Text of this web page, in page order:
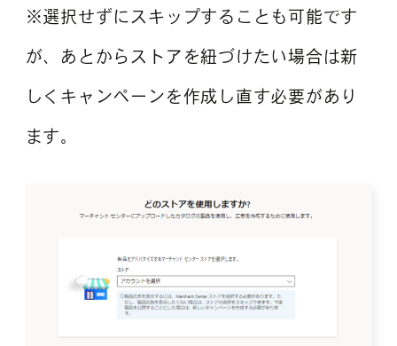
※選択せずにスキップすることも可能です
が、あとからストアを紐づけたい場合は新
しくキャンペーンを作成し直す必要があり
ます。